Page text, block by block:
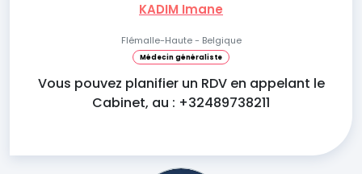
KADIM Imane
Flémalle-Haute - Belgique
Médecin généraliste
Vous pouvez planifier un RDV en appelant le
Cabinet, au : +32489738211